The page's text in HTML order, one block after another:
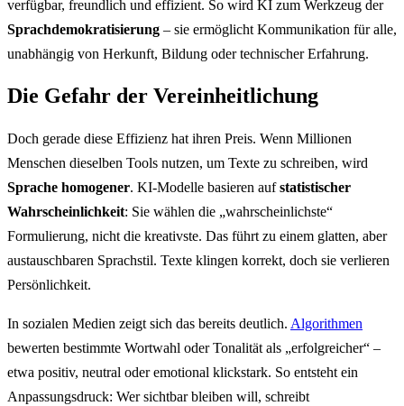
verfügbar, freundlich und effizient. So wird KI zum Werkzeug der
Sprachdemokratisierung – sie ermöglicht Kommunikation für alle,
unabhängig von Herkunft, Bildung oder technischer Erfahrung.
Die Gefahr der Vereinheitlichung
Doch gerade diese Effizienz hat ihren Preis. Wenn Millionen
Menschen dieselben Tools nutzen, um Texte zu schreiben, wird
Sprache homogener. KI-Modelle basieren aufstatistischer
Wahrscheinlichkeit: Sie wählen die „wahrscheinlichste“
Formulierung, nicht die kreativste. Das führt zu einem glatten, aber
austauschbaren Sprachstil. Texte klingen korrekt, doch sie verlieren
Persönlichkeit.
In sozialen Medien zeigt sich das bereits deutlich. Algorithmen
bewerten bestimmte Wortwahl oder Tonalität als „erfolgreicher“ –
etwa positiv, neutral oder emotional klickstark. So entsteht ein
Anpassungsdruck: Wer sichtbar bleiben will, schreibt